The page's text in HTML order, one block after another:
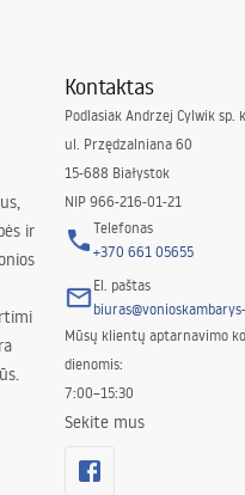
ir
Kontaktas
Podlasiak Andrzej Cylwik sp.
ul. Przędzalniana 60
15-688 Białystok
NIP 966-216-01-21
Telefonas
+370 661 05655
El. paštas
Mūsų klientų aptarnavimo
dienomis:
7:00–15:30
Sekite mus